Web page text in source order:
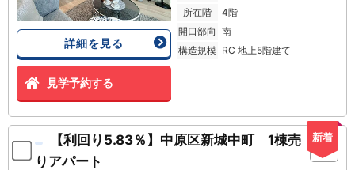
詳細を見る
見学予約する
所在階
4階
開口部向 南
構造規模 RC 地上5階建て
新着
【利回り5.83％】中原区新城中町 1棟売
りアパート